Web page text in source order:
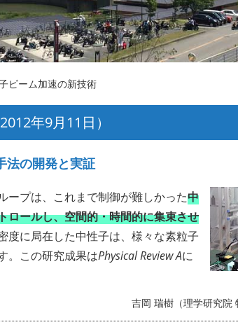
ビーム加速の新技術
2012年9月11日 ）
法の開発と実証
ープは、これまで制御が難しかった中
ロールし、空間的・時間的に集束させ
度に局在した中性子は、様々な素粒子
。この研究成果はPhysical Review Aに
吉岡 瑞樹（理学研究院